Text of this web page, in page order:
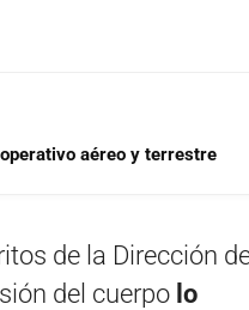
aéreo y terrestre
de la Dirección
del cuerpo lo